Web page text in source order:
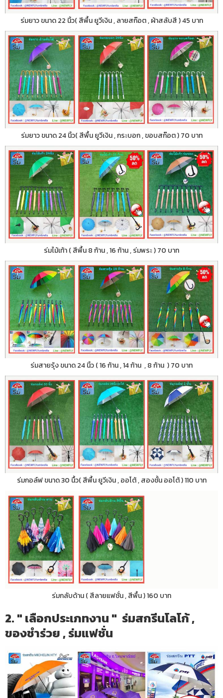
ร่มยาว ขนาด 22 นิ้ว( สีพื้น ยูวีเงิน , ลายสก๊อต , ผ้าสลับสี ) 45 บาท
ร่มยาว ขนาด 24 นิ้ว( สีพื้น ยูวีเงิน , กระบอก , ขอบสก๊อต ) 70 บาท
ร่มไม้เท้า ( สีพื้น 8 ก้าน , 16 ก้าน , ร่มพระ ) 70 บาท
ร่มสายรุ้ง ขนาด 24 นิ้ว ( 16 ก้าน , 14 ก้าน , 8 ก้าน ) 70 บาท
ร่มกอล์ฟ ขนาด 30 นื้ว( สีพื้น ยูวีเงิน , ออโต้ , สองชั้น ออโต้ ) 110 บาท
ร่มกลับด้าน ( สีลายแฟชั่น , สีพื้น ) 160 บาท
2. " เลือกประเภทงาน " ร่มสกรีนโลโก้ ,
ของชำร่วย , ร่มแฟชั่น